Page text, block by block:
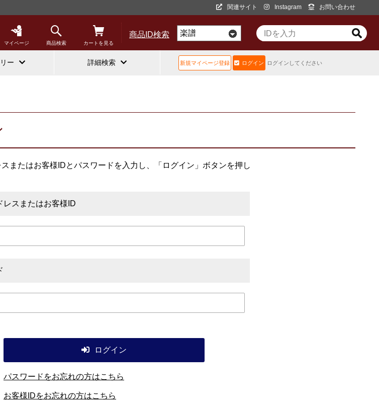
関連サイト Instagram お問い合わせ
商品ID検索
マイページ 商品検索 カートを見る
ー 詳細検索 新規マイページ登録 ログイン ログインしてください
スまたはお客様IDとパスワードを入力し、「ログイン」ボタンを押し
レスまたはお客様ID
ログイン
パスワードをお忘れの方はこちら
お客様IDをお忘れの方はこちら